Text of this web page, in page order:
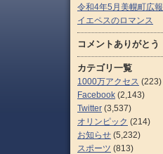
令和4年5月美幌町広報
イエペスのロマンス
コメントありがとう
カテゴリ一覧
1000万アクセス (223)
Facebook (2,143)
Twitter (3,537)
オリンピック (214)
お知らせ (5,232)
スポーツ (813)